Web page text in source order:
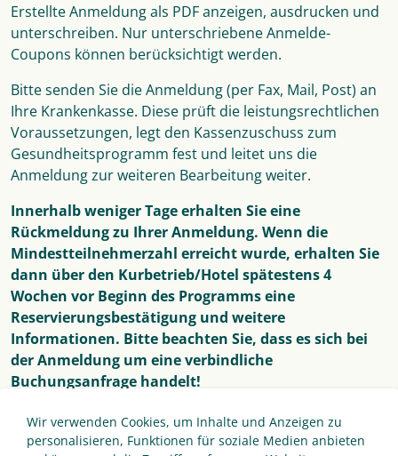
Erstellte Anmeldung als PDF anzeigen, ausdrucken und
unterschreiben. Nur unterschriebene Anmelde-
Coupons können berücksichtigt werden.
Bitte senden Sie die Anmeldung (per Fax, Mail, Post) an
Ihre Krankenkasse. Diese prüft die leistungsrechtlichen
Voraussetzungen, legt den Kassenzuschuss zum
Gesundheitsprogramm fest und leitet uns die
Anmeldung zur weiteren Bearbeitung weiter.
Innerhalb weniger Tage erhalten Sie eine
Rückmeldung zu Ihrer Anmeldung. Wenn die
Mindestteilnehmerzahl erreicht wurde, erhalten Sie
dann über den Kurbetrieb/Hotel spätestens 4
Wochen vor Beginn des Programms eine
Reservierungsbestätigung und weitere
Informationen. Bitte beachten Sie, dass es sich bei
der Anmeldung um eine verbindliche
Buchungsanfrage handelt!
Sollte die Krankenkasse keinen oder nun einen
geringeren Zuschuss zum Gesundheitsprogramm als
Wir verwenden Cookies, um Inhalte und Anzeigen zu
personalisieren, Funktionen für soziale Medien anbieten